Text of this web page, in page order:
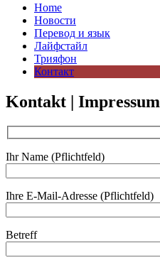
Home
Новости
Перевод и язык
Лайфстайл
Трияфон
Контакт
Kontakt | Impressum
Ihr Name (Pflichtfeld)
Ihre E-Mail-Adresse (Pflichtfeld)
Betreff